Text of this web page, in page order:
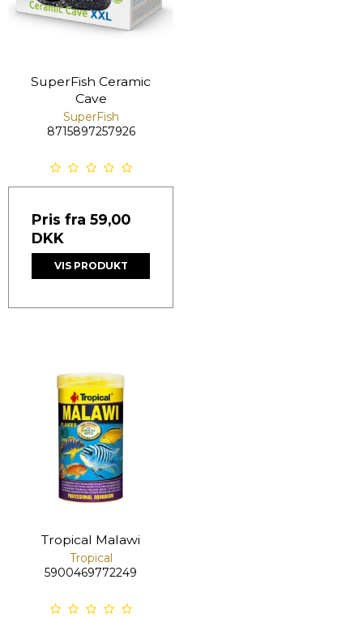
SuperFish Ceramic
Cave
SuperFish
8715897257926
Pris fra 59,00
DKK
VIS PRODUKT
Tropical Malawi
Tropical
5900469772249